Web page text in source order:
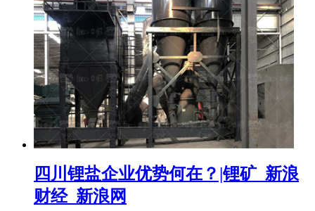
四川锂盐企业优势何在？|锂矿_新浪
财经_新浪网